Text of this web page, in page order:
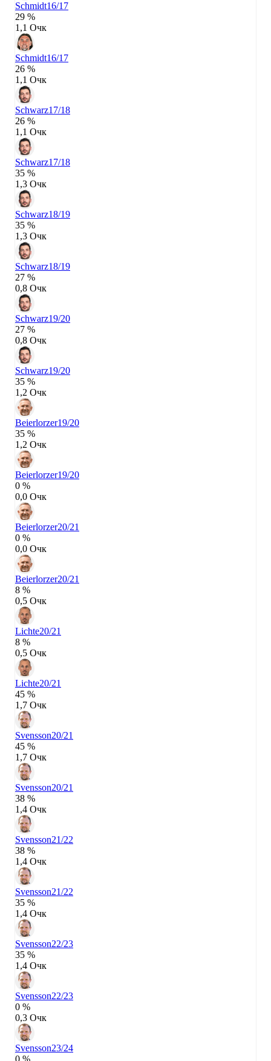
Schmidt16/17
29 %
1,1 Очк
Schmidt16/17
26 %
1,1 Очк
Schwarz17/18
26 %
1,1 Очк
Schwarz17/18
35 %
1,3 Очк
Schwarz18/19
35 %
1,3 Очк
Schwarz18/19
27 %
0,8 Очк
Schwarz19/20
27 %
0,8 Очк
Schwarz19/20
35 %
1,2 Очк
Beierlorzer19/20
35 %
1,2 Очк
Beierlorzer19/20
0 %
0,0 Очк
Beierlorzer20/21
0 %
0,0 Очк
Beierlorzer20/21
8 %
0,5 Очк
Lichte20/21
8 %
0,5 Очк
Lichte20/21
45 %
1,7 Очк
Svensson20/21
45 %
1,7 Очк
Svensson20/21
38 %
1,4 Очк
Svensson21/22
38 %
1,4 Очк
Svensson21/22
35 %
1,4 Очк
Svensson22/23
35 %
1,4 Очк
Svensson22/23
0 %
0,3 Очк
Svensson23/24
0 %